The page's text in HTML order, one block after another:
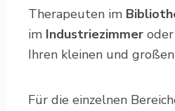
Therapeuten im
im Industriezimmer
Ihren kleinen und
Für die einzelnen